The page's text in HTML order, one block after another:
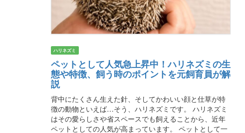
ハリネズミ
ペットとして人気急上昇中！ハリネズミの生
態や特徴、飼う時のポイントを元飼育員が解
説
背中にたくさん生えた針、そしてかわいい顔と仕草が特
徴の動物といえば…そう、ハリネズミです。 ハリネズミ
はその愛らしさや省スペースでも飼えることから、近年
ペットとしての人気が高まっています。 ペットとして一